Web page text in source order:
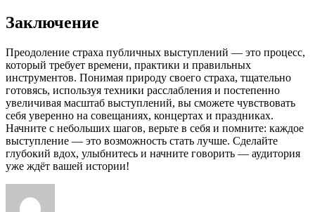
Заключение
Преодоление страха публичных выступлений — это процесс,
который требует времени, практики и правильных
инструментов. Понимая природу своего страха, тщательно
готовясь, используя техники расслабления и постепенно
увеличивая масштаб выступлений, вы сможете чувствовать
себя уверенно на совещаниях, концертах и праздниках.
Начните с небольших шагов, верьте в себя и помните: каждое
выступление — это возможность стать лучше. Сделайте
глубокий вдох, улыбнитесь и начните говорить — аудитория
уже ждёт вашей истории!